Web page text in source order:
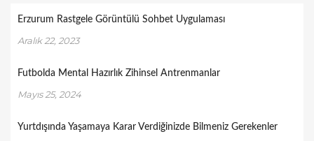
Erzurum Rastgele Görüntülü Sohbet Uygulaması
Aralık 22, 2023
Futbolda Mental Hazırlık Zihinsel Antrenmanlar
Mayıs 25, 2024
Yurtdışında Yaşamaya Karar Verdiğinizde Bilmeniz Gerekenler